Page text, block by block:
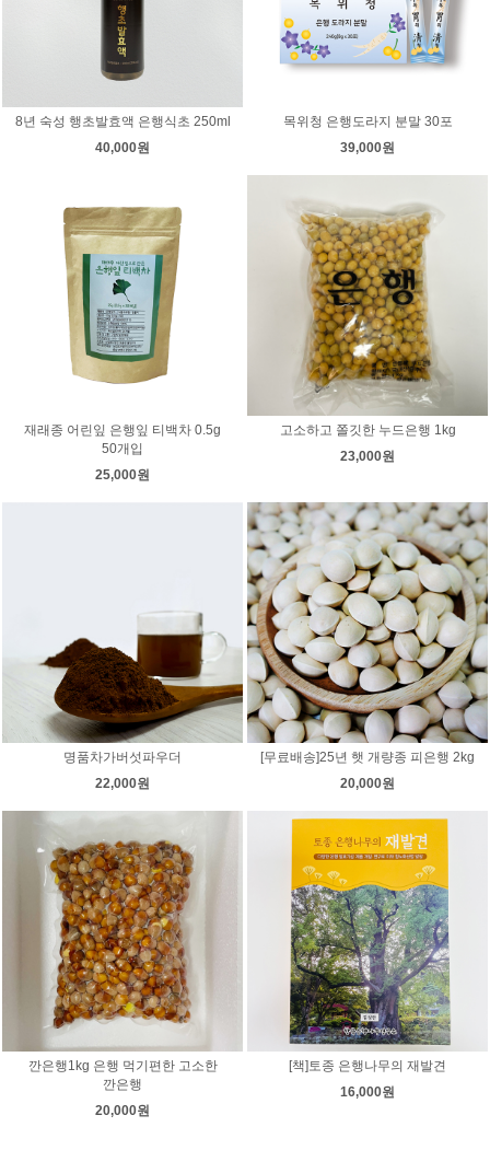
8년 숙성 행초발효액 은행식초 250ml
40,000원
목위청 은행도라지 분말 30포
39,000원
재래종 어린잎 은행잎 티백차 0.5g
50개입
25,000원
고소하고 쫄깃한 누드은행 1kg
23,000원
명품차가버섯파우더
22,000원
[무료배송]25년 햇 개량종 피은행 2kg
20,000원
깐은행1kg 은행 먹기편한 고소한
깐은행
20,000원
[책]토종 은행나무의 재발견
16,000원